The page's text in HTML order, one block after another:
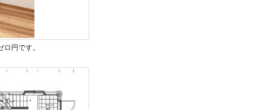
円です。